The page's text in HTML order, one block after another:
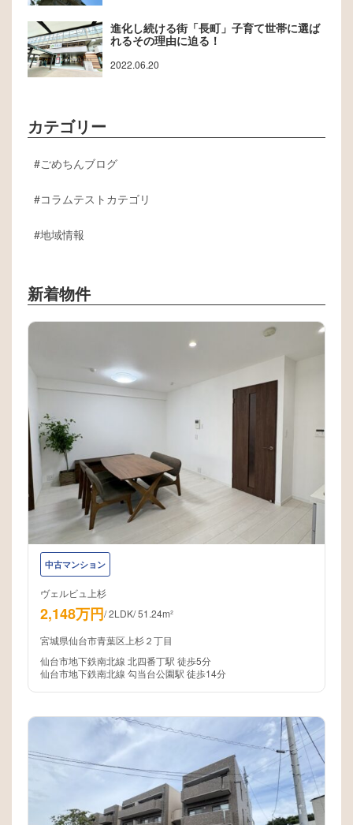
進化し続ける街「長町」子育て世帯に選ば
れるその理由に迫る！
2022.06.20
カテゴリー
ごめちんブログ
コラムテストカテゴリ
地域情報
新着物件
中古マンション
ヴェルビュ上杉
2,148万円/2LDK/51.24m²
宮城県仙台市青葉区上杉２丁目
仙台市地下鉄南北線 北四番丁駅 徒歩5分
仙台市地下鉄南北線 勾当台公園駅 徒歩14分